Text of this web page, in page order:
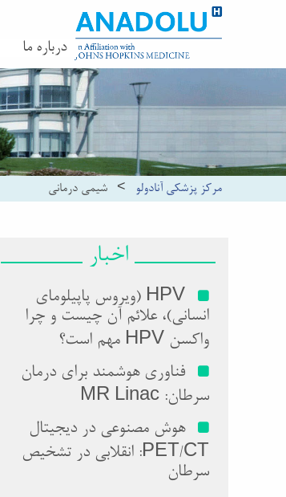
درباره ما
مرکز پزشکی آنادولو > شیمی درمانی
اخبار
HPV (ویروس پاپیلومای
انسانی)، علائم آن چیست و چرا
واکسن HPV مهم است؟
فناوری هوشمند برای درمان
سرطان: MR Linac
هوش مصنوعی در دیجیتال
PET/CT: انقلابی در تشخیص
سرطان